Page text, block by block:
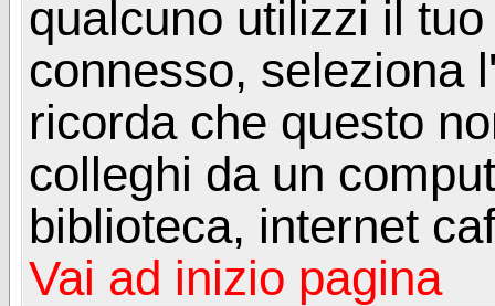
qualcuno utilizzi il
connesso, seleziona
ricorda che questo
colleghi da un
biblioteca, internet
Vai ad inizio pagina